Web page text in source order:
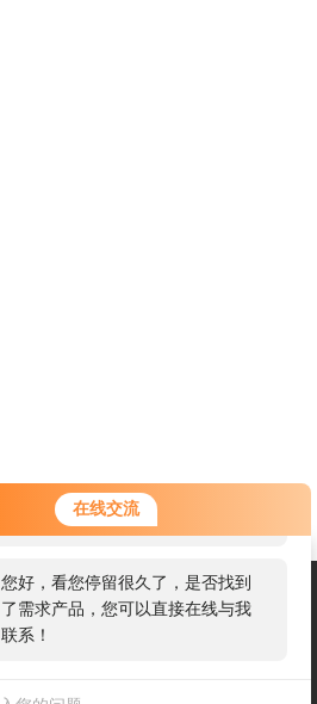
在线交流
您好！欢迎前来咨询，很高兴为您
服务，请问您要咨询什么问题呢？
您好，看您停留很久了，是否找到
了需求产品，您可以直接在线与我
联系！